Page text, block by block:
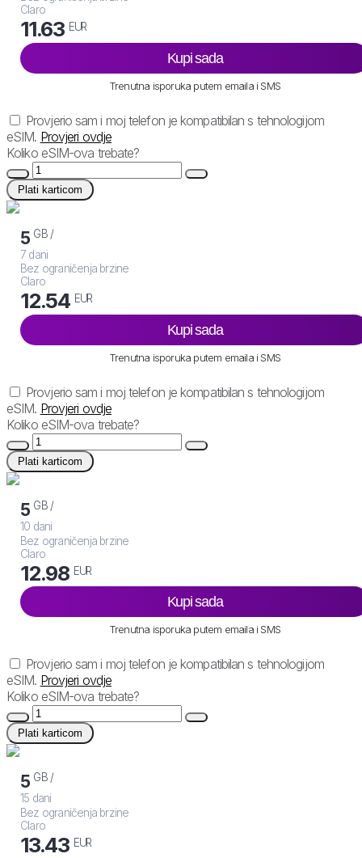
Claro
11.63 EUR
Kupi sada
Trenutna isporuka putem emaila i SMS
Provjerio sam i moj telefon je kompatibilan s tehnologijom
eSIM. Provjeri ovdje
Koliko eSIM-ova trebate?
Plati karticom
5 GB /
7 dani
Bez ograničenja brzine
Claro
12.54 EUR
Kupi sada
Trenutna isporuka putem emaila i SMS
Provjerio sam i moj telefon je kompatibilan s tehnologijom
eSIM. Provjeri ovdje
Koliko eSIM-ova trebate?
Plati karticom
5 GB /
10 dani
Bez ograničenja brzine
Claro
12.98 EUR
Kupi sada
Trenutna isporuka putem emaila i SMS
Provjerio sam i moj telefon je kompatibilan s tehnologijom
eSIM. Provjeri ovdje
Koliko eSIM-ova trebate?
Plati karticom
5 GB /
15 dani
Bez ograničenja brzine
Claro
13.43 EUR